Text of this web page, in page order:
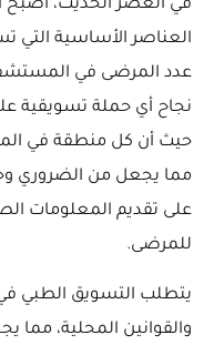
في العصر الحديث، أصبح
العناصر الأساسية التي
عدد المرضى في
نجاح أي حملة تسويقية
حيث أن كل منطقة في
مما يجعل من الضروري
على تقديم المعلومات
للمرضى.
يتطلب التسويق الطبي في
والقوانين المحلية،